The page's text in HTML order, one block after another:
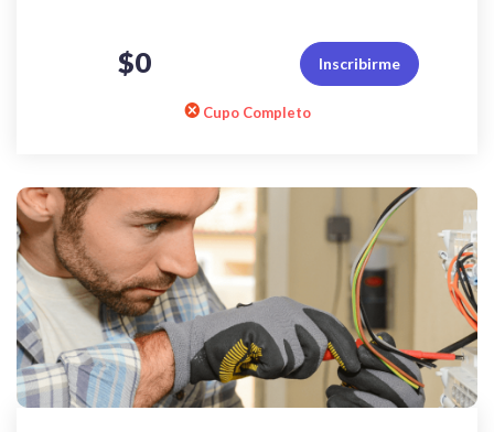
$0 Inscribirme
Cupo Completo